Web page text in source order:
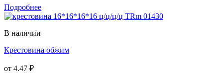
Подробнее
В наличии
Крестовина обжим
от 4.47 ₽